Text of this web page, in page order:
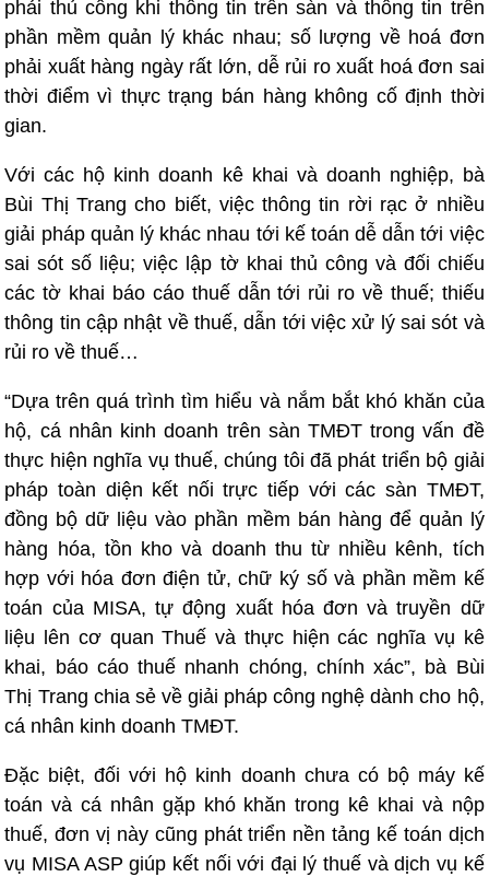
phải thủ công khi thông tin trên sàn và thông tin trên
phần mềm quản lý khác nhau; số lượng về hoá đơn
phải xuất hàng ngày rất lớn, dễ rủi ro xuất hoá đơn sai
thời điểm vì thực trạng bán hàng không cố định thời
gian.
Với các hộ kinh doanh kê khai và doanh nghiệp, bà
Bùi Thị Trang cho biết, việc thông tin rời rạc ở nhiều
giải pháp quản lý khác nhau tới kế toán dễ dẫn tới việc
sai sót số liệu; việc lập tờ khai thủ công và đối chiếu
các tờ khai báo cáo thuế dẫn tới rủi ro về thuế; thiếu
thông tin cập nhật về thuế, dẫn tới việc xử lý sai sót và
rủi ro về thuế…
“Dựa trên quá trình tìm hiểu và nắm bắt khó khăn của
hộ, cá nhân kinh doanh trên sàn TMĐT trong vấn đề
thực hiện nghĩa vụ thuế, chúng tôi đã phát triển bộ giải
pháp toàn diện kết nối trực tiếp với các sàn TMĐT,
đồng bộ dữ liệu vào phần mềm bán hàng để quản lý
hàng hóa, tồn kho và doanh thu từ nhiều kênh, tích
hợp với hóa đơn điện tử, chữ ký số và phần mềm kế
toán của MISA, tự động xuất hóa đơn và truyền dữ
liệu lên cơ quan Thuế và thực hiện các nghĩa vụ kê
khai, báo cáo thuế nhanh chóng, chính xác”, bà Bùi
Thị Trang chia sẻ về giải pháp công nghệ dành cho hộ,
cá nhân kinh doanh TMĐT.
Đặc biệt, đối với hộ kinh doanh chưa có bộ máy kế
toán và cá nhân gặp khó khăn trong kê khai và nộp
thuế, đơn vị này cũng phát triển nền tảng kế toán dịch
vụ MISA ASP giúp kết nối với đại lý thuế và dịch vụ kế